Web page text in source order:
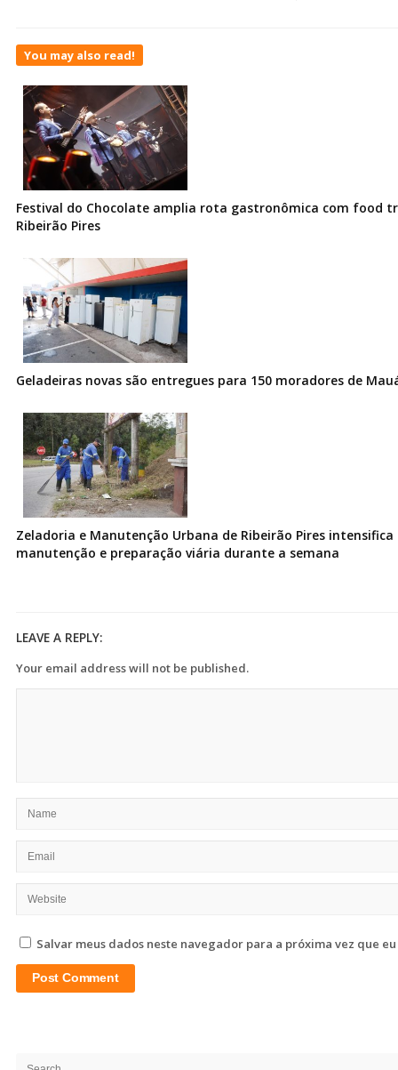
You may also read!
Festival do Chocolate amplia rota gastronômica com food
Ribeirão Pires
Geladeiras novas são entregues para 150 moradores de
Zeladoria e Manutenção Urbana de Ribeirão Pires intensifica
manutenção e preparação viária durante a semana
LEAVE A REPLY:
Your email address will not be published.
Salvar meus dados neste navegador para a próxima vez que
Search